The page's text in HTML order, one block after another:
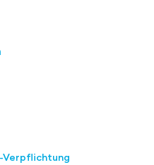
Verpflichtung